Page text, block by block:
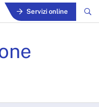
Servizi online